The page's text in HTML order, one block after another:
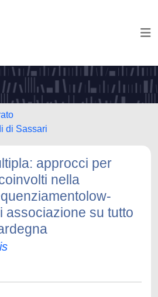
di Sassari
approcci per
nella
associazione su tutto